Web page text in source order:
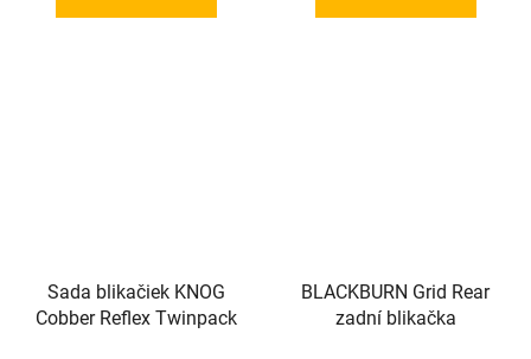
Sada blikačiek KNOG
Cobber Reflex Twinpack
BLACKBURN Grid Rear
zadní blikačka